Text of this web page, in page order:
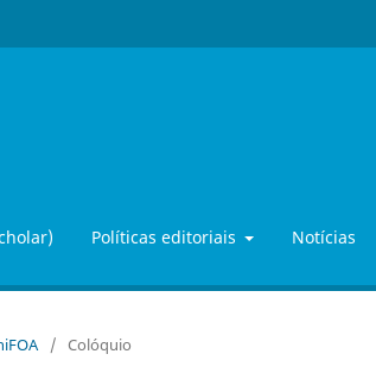
Políticas editoriais Notícias
/ Colóquio